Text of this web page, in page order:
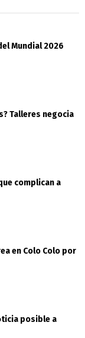
Mundial 2026
Talleres negocia
complican a
en Colo Colo por
posible a